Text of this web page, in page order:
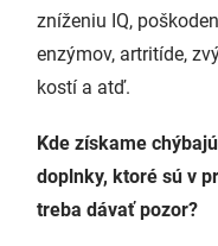
zníženiu IQ,
enzýmov, artritíde,
kostí a atď.
Kde získame
doplnky, ktoré sú v
treba dávať pozor?